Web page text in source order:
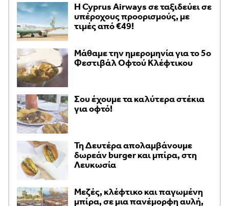
H Cyprus Airways σε ταξιδεύει σε
υπέροχους προορισμούς, με
τιμές από €49!
Μάθαμε την ημερομηνία για το 5ο
Φεστιβάλ Οφτού Κλέφτικου
Σου έχουμε τα καλύτερα στέκια
για οφτό!
Τη Δευτέρα απολαμβάνουμε
δωρεάν burger και μπίρα, στη
Λευκωσία
Μεζές, κλέφτικο και παγωμένη
μπίρα, σε μια πανέμορφη αυλή,